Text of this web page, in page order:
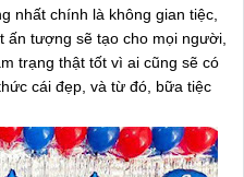
nhất chính là không gian tiệc,
ấn tượng sẽ tạo cho mọi người,
trạng thật tốt vì ai cũng sẽ có
cái đẹp, và từ đó, bữa tiệc